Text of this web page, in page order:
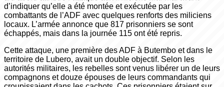
d’indiquer qu’elle a été montée et exécutée par les
combattants de l’ADF avec quelques renforts des miliciens
locaux. L’armée annonce que 817 prisonniers se sont
échappés, mais dans la journée 115 ont été repris.
Cette attaque, une première des ADF à Butembo et dans le
territoire de Lubero, avait un double objectif. Selon les
autorités militaires, les rebelles sont venus libérer un de leurs
compagnons et douze épouses de leurs commandants qui